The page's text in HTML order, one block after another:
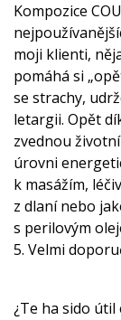
Kompozice
moji klienti,
pomáhá si
se strachy,
letargii. Opět
zvednou
úrovni
k masážím,
z dlaní nebo
s perilovým
5. Velmi
¿Te ha sido útil